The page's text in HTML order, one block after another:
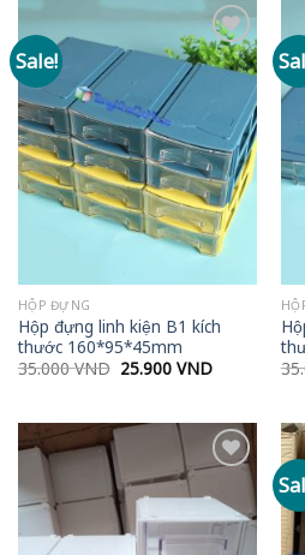
Sale!
wishlist
HỘP ĐỰNG
Hộp đựng linh kiện B1 kích
thước 160*95*45mm
35.000VND Original
price
25.900VNDCurrent
price
Add to
wishlist